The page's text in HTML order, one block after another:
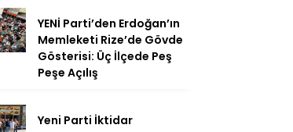
YENİ Parti’den Erdoğan’ın
Memleketi Rize’de Gövde
Gösterisi: Üç İlçede Peş
Peşe Açılış
Yeni Parti İktidar